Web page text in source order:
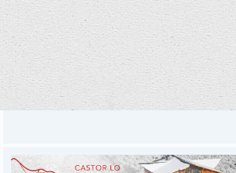
INICIO